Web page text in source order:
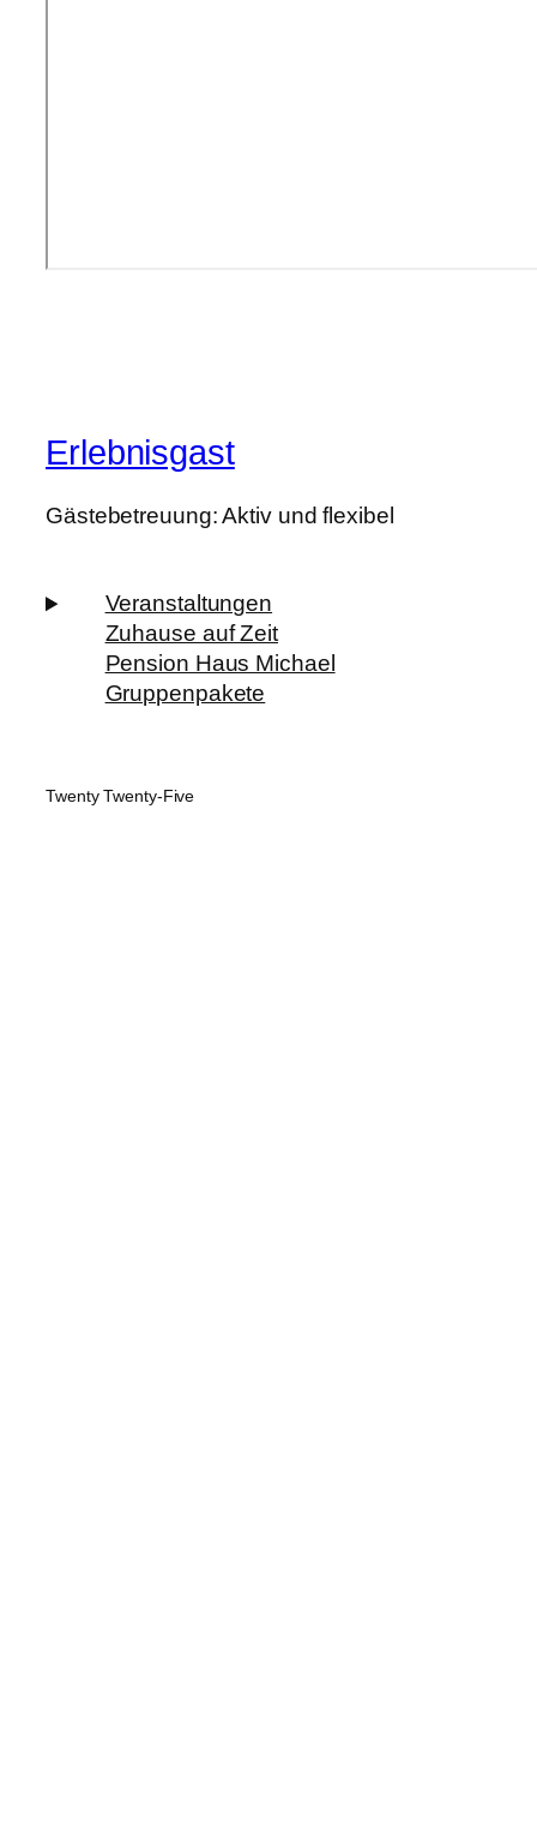
Erlebnisgast
Gästebetreuung: Aktiv und flexibel
Veranstaltungen
Zuhause auf Zeit
Pension Haus Michael
Gruppenpakete
Twenty Twenty-Five